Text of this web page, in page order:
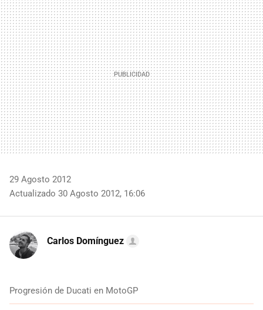
MAIL
29 Agosto 2012
Actualizado 30 Agosto 2012, 16:06
Carlos Domínguez
Progresión de Ducati en MotoGP